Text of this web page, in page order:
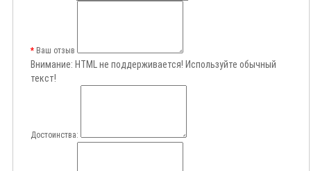
Ваш отзыв
Внимание: HTML не поддерживается! Используйте обычный
текст!
Достоинства: